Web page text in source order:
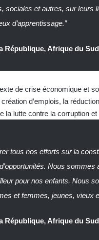
sociales et autres, sur leurs
d’apprentissage.”
République, Afrique du Sud
de crise économique et
d’emplois, la
la lutte contre la corruption
tous nos efforts sur la
Nous
pour nos enfants. Nous
et femmes, jeunes, vieux
République, Afrique du Sud